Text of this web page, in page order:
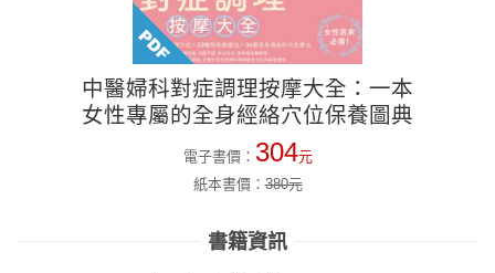
中醫婦科對症調理按摩大全：一本
女性專屬的全身經絡穴位保養圖典
電子書價： 304元
紙本書價：380元
書籍資訊